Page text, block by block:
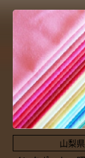
オンラインショ
商品ラインナップ
胡粉ネイル
絵具
胡粉コスメ
京花舞
胡粉石
お知らせ
最新情報
メディア掲載
読み物
ねいる図案帖
日本画作品帖
上羽絵惣について
会社概要
お問い合わせ山梨県